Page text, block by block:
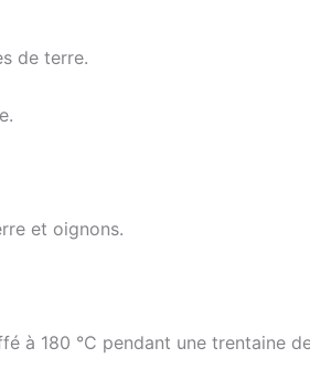
de terre.
et oignons.
à 180 °C pendant une trentaine